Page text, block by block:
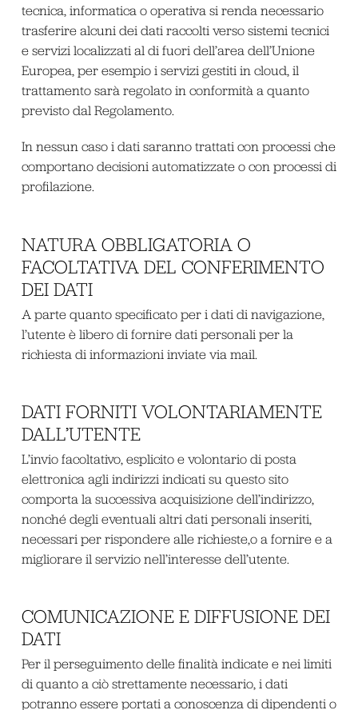
tecnica, informatica o operativa si renda necessario
trasferire alcuni dei dati raccolti verso sistemi tecnici
e servizi localizzati al di fuori dell’area dell’Unione
Europea, per esempio i servizi gestiti in cloud, il
trattamento sarà regolato in conformità a quanto
previsto dal Regolamento.
In nessun caso i dati saranno trattati con processi che
comportano decisioni automatizzate o con processi di
profilazione.
NATURA OBBLIGATORIA O
FACOLTATIVA DEL CONFERIMENTO
DEI DATI
A parte quanto specificato per i dati di navigazione,
l’utente è libero di fornire dati personali per la
richiesta di informazioni inviate via mail.
DATI FORNITI VOLONTARIAMENTE
DALL’UTENTE
L’invio facoltativo, esplicito e volontario di posta
elettronica agli indirizzi indicati su questo sito
comporta la successiva acquisizione dell’indirizzo,
nonché degli eventuali altri dati personali inseriti,
necessari per rispondere alle richieste,o a fornire e a
migliorare il servizio nell’interesse dell’utente.
COMUNICAZIONE E DIFFUSIONE DEI
DATI
Per il perseguimento delle finalità indicate e nei limiti
di quanto a ciò strettamente necessario, i dati
potranno essere portati a conoscenza di dipendenti o